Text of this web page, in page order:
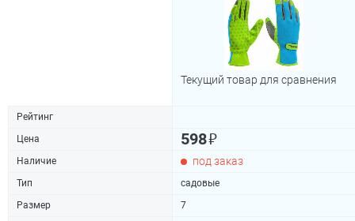
Текущий товар для сравнения
Рейтинг
Цена
598₽
Наличие под заказ
Тип
садовые
Размер
7